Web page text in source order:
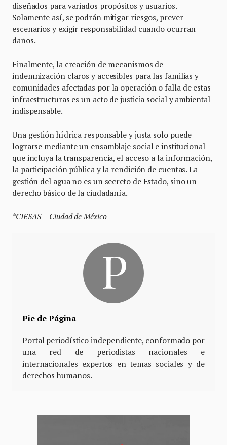
diseñados para variados propósitos y usuarios.
Solamente así, se podrán mitigar riesgos, prever
escenarios y exigir responsabilidad cuando ocurran
daños.
Finalmente, la creación de mecanismos de
indemnización claros y accesibles para las familias y
comunidades afectadas por la operación o falla de estas
infraestructuras es un acto de justicia social y ambiental
indispensable.
Una gestión hídrica responsable y justa solo puede
lograrse mediante un ensamblaje social e institucional
que incluya la transparencia, el acceso a la información,
la participación pública y la rendición de cuentas. La
gestión del agua no es un secreto de Estado, sino un
derecho básico de la ciudadanía.
*CIESAS – Ciudad de México
Pie de Página
Portal periodístico independiente, conformado por
una red de periodistas nacionales e
internacionales expertos en temas sociales y de
derechos humanos.